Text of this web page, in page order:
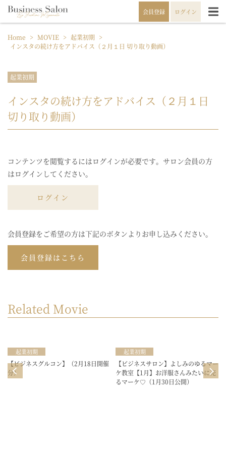
会員登録 ログイン
Home > MOVIE > 起業初期 >
インスタの続け方をアドバイス（２月１日 切り取り動画）
起業初期
インスタの続け方をアドバイス（２月１日
切り取り動画）
コンテンツを閲覧するにはログインが必要です。サロン会員の方
はログインしてください。
ログイン
会員登録をご希望の方は下記のボタンよりお申し込みください。
会員登録はこちら
Related Movie
起業初期
【ビジネスグルコン】（2月18日開催
分）
起業初期
【ビジネスサロン】よしみのゆるマー
ケ教室【1月】お洋服さんみたいに売
るマーケ♡（1月30日公開）